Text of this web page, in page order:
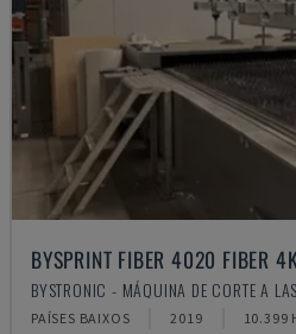
BYSPRINT FIBER 4020 FIBER
BYSTRONIC - MÁQUINA DE CORTE A
PAÍSES BAIXOS 2019 10.399